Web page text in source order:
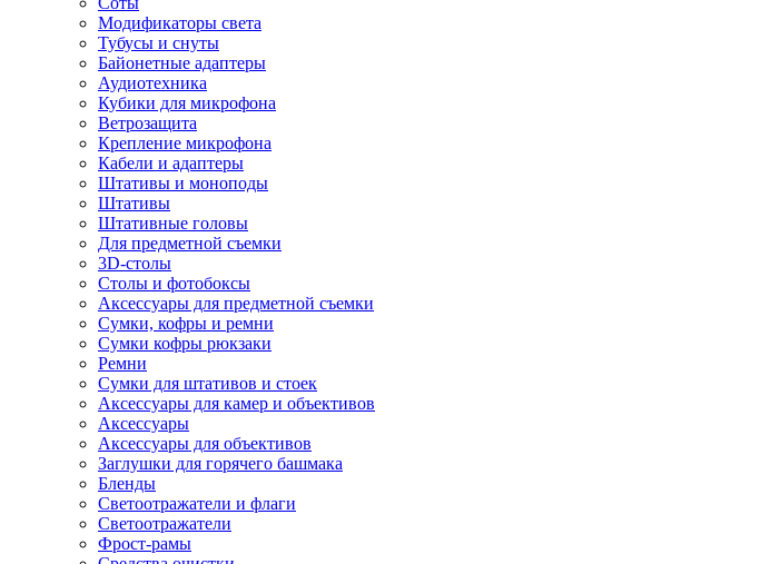
Модификаторы света
Тубусы и снуты
Байонетные адаптеры
Аудиотехника
Кубики для микрофона
Ветрозащита
Крепление микрофона
Кабели и адаптеры
Штативы и моноподы
Штативы
Штативные головы
Для предметной съемки
3D-столы
Столы и фотобоксы
Аксессуары для предметной съемки
Сумки, кофры и ремни
Сумки кофры рюкзаки
Ремни
Сумки для штативов и стоек
Аксессуары для камер и объективов
Аксессуары
Аксессуары для объективов
Заглушки для горячего башмака
Бленды
Светоотражатели и флаги
Светоотражатели
Фрост-рамы